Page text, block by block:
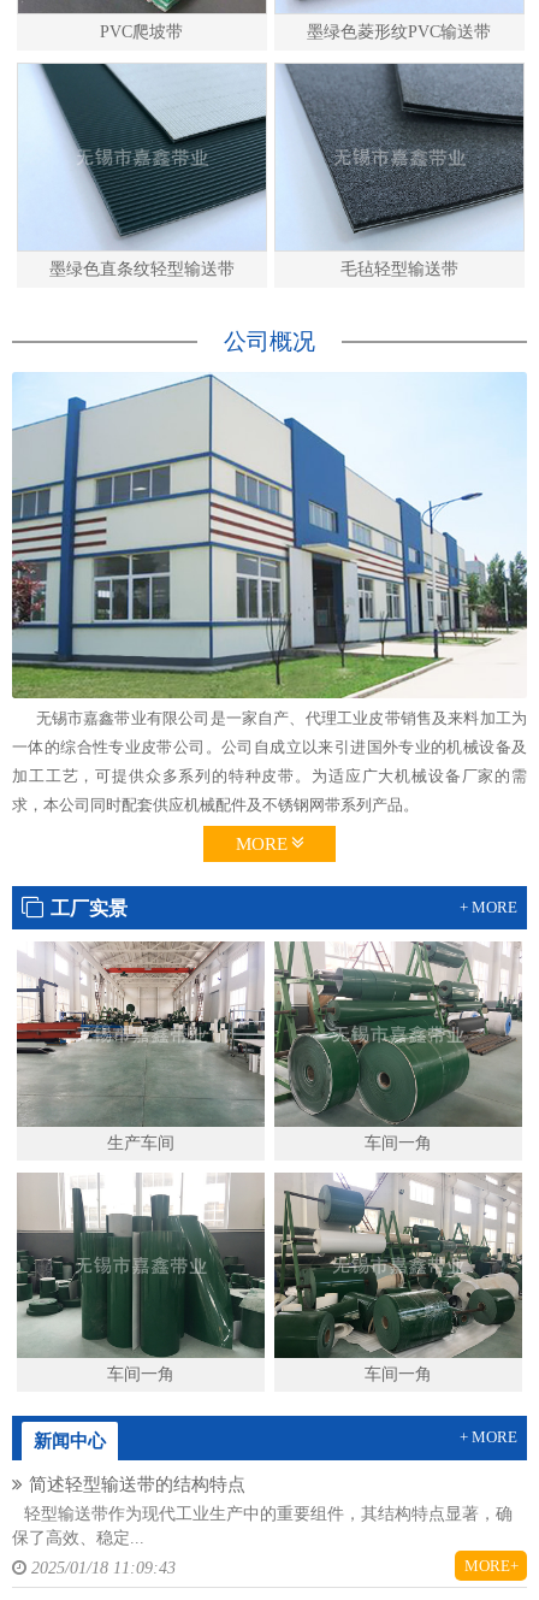
PVC爬坡带 墨绿色菱形纹PVC输送带
墨绿色直条纹轻型输送带 毛毡轻型输送带
公司概况
无锡市嘉鑫带业有限公司是一家自产、代理工业皮带销售及来料加工为
一体的综合性专业皮带公司。公司自成立以来引进国外专业的机械设备及
加工工艺，可提供众多系列的特种皮带。为适应广大机械设备厂家的需
求，本公司同时配套供应机械配件及不锈钢网带系列产品。
MORE
工厂实景 + MORE
生产车间 车间一角
车间一角 车间一角
新闻中心 + MORE
简述轻型输送带的结构特点
轻型输送带作为现代工业生产中的重要组件，其结构特点显著，确
保了高效、稳定...
2025/01/18 11:09:43
MORE+